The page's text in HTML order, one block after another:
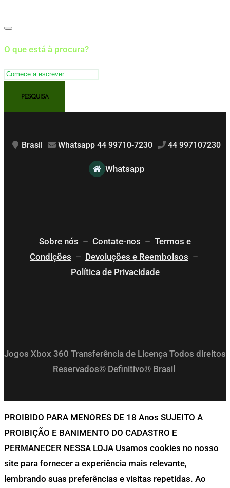
O que está à procura?
Brasil Whatsapp 44 99710-7230 44 997107230
Whatsapp
Sobre nós – Contate-nos – Termos e
Condições – Devoluções e Reembolsos –
Política de Privacidade
Jogos Xbox 360 Transferência de Licença Todos direitos
Reservados© Definitivo® Brasil
PROIBIDO PARA MENORES DE 18 Anos SUJEITO A
PROIBIÇÃO E BANIMENTO DO CADASTRO E
PERMANECER NESSA LOJA Usamos cookies no nosso
site para fornecer a experiência mais relevante,
lembrando suas preferências e visitas repetidas. Ao